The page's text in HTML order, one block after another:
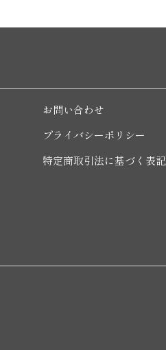
お問い合わせ
プライバシーポリシー
特定商取引法に基づく表記